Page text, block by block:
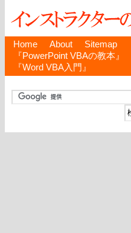
Home About Sitemap
『PowerPoint VBAの教本』
『Word VBA入門』